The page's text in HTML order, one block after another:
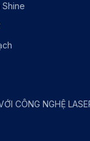
Shine
CÔNG NGHỆ